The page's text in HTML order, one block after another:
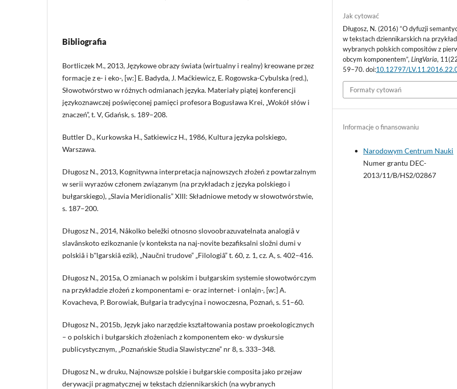
Bibliografia
Bortliczek M., 2013, Językowe obrazy świata (wirtualny i realny) kreowane przez
formacje z e- i eko-, [w:] E. Badyda, J. Maćkiewicz, E. Rogowska-Cybulska (red.),
Słowotwórstwo w różnych odmianach języka. Materiały piątej konferencji
językoznawczej poświęconej pamięci profesora Bogusława Krei, „Wokół słów i
znaczeń”, t. V, Gdańsk, s. 189–208.
Buttler D., Kurkowska H., Satkiewicz H., 1986, Kultura języka polskiego,
Warszawa.
Długosz N., 2013, Kognitywna interpretacja najnowszych złożeń z powtarzalnym
w serii wyrazów członem związanym (na przykładach z języka polskiego i
bułgarskiego), „Slavia Meridionalis” XIII: Składniowe metody w słowotwórstwie,
s. 187–200.
Długosz N., 2014, Nâkolko beležki otnosno slovoobrazuvatelnata analogiâ v
slavânskoto ezikoznanie (v konteksta na naj-novite bezafiksalni složni dumi v
polskiâ i bʺlgarskiâ ezik), „Naučni trudove” „Filologiâ” t. 60, z. 1, cz. A, s. 402–416.
Długosz N., 2015a, O zmianach w polskim i bułgarskim systemie słowotwórczym
na przykładzie złożeń z komponentami e- oraz internet- i onlajn-, [w:] A.
Kovacheva, P. Borowiak, Bułgaria tradycyjna i nowoczesna, Poznań, s. 51–60.
Długosz N., 2015b, Język jako narzędzie kształtowania postaw proekologicznych
– o polskich i bułgarskich złożeniach z komponentem eko- w dyskursie
publicystycznym, „Poznańskie Studia Slawistyczne” nr 8, s. 333–348.
Długosz N., w druku, Najnowsze polskie i bułgarskie composita jako przejaw
derywacji pragmatycznej w tekstach dziennikarskich (na wybranych
Jak cytować
Długosz, N. (2016) “O dyfuzji
w tekstach dziennikarskich na
wybranych polskich compositów z
obcym komponentem”,LingVaria,
59–70. doi:10.12797/
Formaty cytowań
Informacje o finansowaniu
Narodowym Centrum Nauki
Numer grantu DEC-
2013/11/B/HS2/02867